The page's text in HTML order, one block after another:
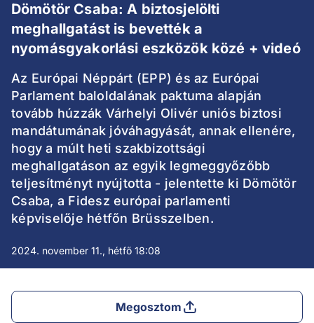
Dömötör Csaba: A biztosjelölti
meghallgatást is bevették a
nyomásgyakorlási eszközök közé + videó
Az Európai Néppárt (EPP) és az Európai
Parlament baloldalának paktuma alapján
tovább húzzák Várhelyi Olivér uniós biztosi
mandátumának jóváhagyását, annak ellenére,
hogy a múlt heti szakbizottsági
meghallgatáson az egyik legmeggyőzőbb
teljesítményt nyújtotta - jelentette ki Dömötör
Csaba, a Fidesz európai parlamenti
képviselője hétfőn Brüsszelben.
2024. november 11., hétfő 18:08
Megosztom